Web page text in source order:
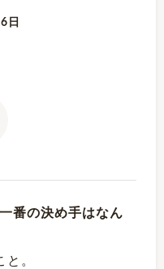
日
番の決め手はなん
。